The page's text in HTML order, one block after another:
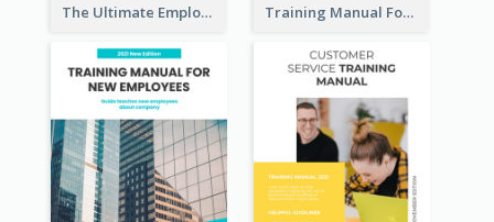
The Ultimate Employee Training Manual Training Manual For Cleaning Service